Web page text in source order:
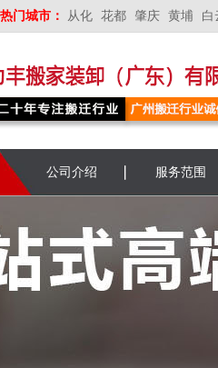
热门城市： 从化 花都 肇庆 黄埔 白
公司介绍 服务范围